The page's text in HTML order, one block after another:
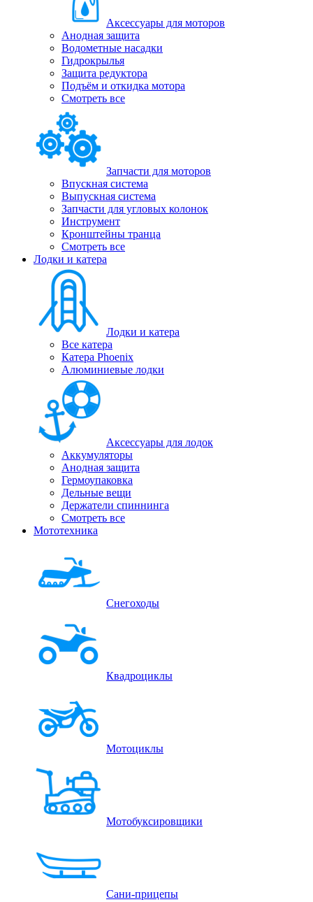
Аксессуары для моторов
Анодная защита
Водометные насадки
Гидрокрылья
Защита редуктора
Подъём и откидка мотора
Смотреть все
Запчасти для моторов
Впускная система
Выпускная система
Запчасти для угловых колонок
Инструмент
Кронштейны транца
Смотреть все
Лодки и катера
Лодки и катера
Все катера
Катера Phoenix
Алюминиевые лодки
Аксессуары для лодок
Аккумуляторы
Анодная защита
Гермоупаковка
Дельные вещи
Держатели спиннинга
Смотреть все
Мототехника
Снегоходы
Квадроциклы
Мотоциклы
Мотобуксировщики
Сани-прицепы